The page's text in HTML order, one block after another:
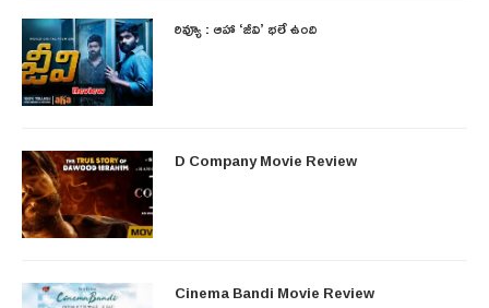
రివ్యూ : ఆహా ‘జీవి’ భలే ఉంది
D Company Movie Review
Cinema Bandi Movie Review